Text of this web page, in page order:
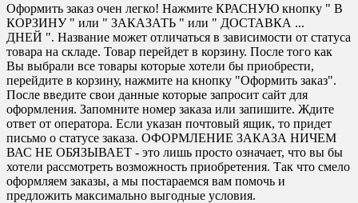
Оформить заказ очен легко! Нажмите КРАСНУЮ кнопку " В
КОРЗИНУ " или " ЗАКАЗАТЬ " или " ДОСТАВКА ...
ДНЕЙ ". Название может отличаться в зависимости от статуса
товара на складе. Товар перейдет в корзину. После того как
Вы выбрали все товары которые хотели бы приобрести,
перейдите в корзину, нажмите на кнопку "Оформить заказ".
После введите свои данные которые запросит сайт для
оформления. Запомните номер заказа или запишите. Ждите
ответ от оператора. Если указан почтовый ящик, то придет
письмо о статусе заказа. ОФОРМЛЕНИЕ ЗАКАЗА НИЧЕМ
ВАС НЕ ОБЯЗЫВАЕТ - это лишь просто означает, что вы бы
хотели рассмотреть возможность приобретения. Так что смело
оформляем заказы, а мы постараемся вам помочь и
предложить максимально выгодные условия.